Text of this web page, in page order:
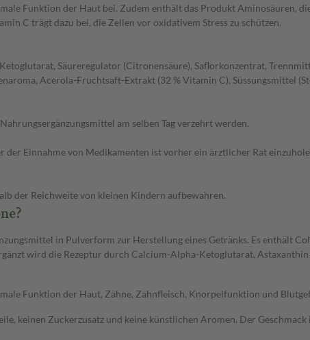
Funktion der Haut bei. Zudem enthält das Produkt Aminosäuren,
C trägt dazu bei, die Zellen vor oxidativem Stress zu schützen.
Säureregulator (Citronensäure), Saflorkonzentrat,
Acerola-Fruchtsaft-Extrakt (32 % Vitamin C), Süssungsmittel
am selben Tag verzehrt werden.
der Einnahme von Medikamenten ist vorher ein ärztlicher Rat
der Reichweite von kleinen Kindern aufbewahren.
in Pulverform zur Herstellung eines Getränks. Es enthält
wird die Rezeptur durch Calcium-Alpha-Ketoglutarat,
Funktion der Haut, Zähne, Zahnfleisch, Knorpelfunktion und
keinen Zuckerzusatz und keine künstlichen Aromen. Der